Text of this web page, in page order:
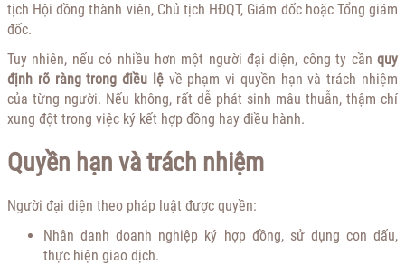
tịch Hội đồng thành viên, Chủ tịch HĐQT, Giám đốc hoặc Tổng giám
đốc.
Tuy nhiên, nếu có nhiều hơn một người đại diện, công ty cần quy
định rõ ràng trong điều lệvề phạm vi quyền hạn và trách nhiệm
của từng người. Nếu không, rất dễ phát sinh mâu thuẫn, thậm chí
xung đột trong việc ký kết hợp đồng hay điều hành.
Quyền hạn và trách nhiệm
Người đại diện theo pháp luật được quyền:
Nhân danh doanh nghiệp ký hợp đồng, sử dụng con dấu,
thực hiện giao dịch.